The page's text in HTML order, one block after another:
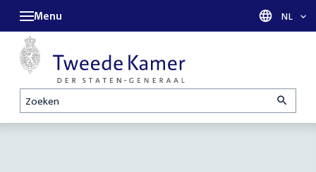
Zoeken
Menu Taal
NL